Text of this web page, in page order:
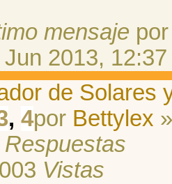
mensaje
Jun 2013, 12:37
de Solares
,4por Bettylex
Respuestas
Vistas